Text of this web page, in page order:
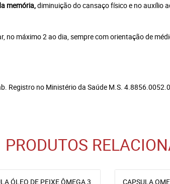
memória,diminuição do cansaço físico e no auxílio
no máximo 2 ao dia, sempre com orientação de
Registro no Ministério da Saúde M.S.
PRODUTOS
ÓLEO DE PEIXE ÔMEGA 3
CAPSULA